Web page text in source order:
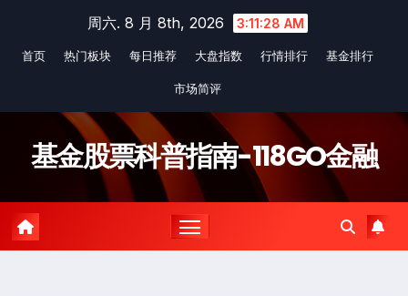
content
周六. 8 月 8th, 2026 3:11:28 AM
首页 热门板块 每日推荐 大盘指数 行情排行 基金排行
市场简评
基金股票科普指南-118GO金融